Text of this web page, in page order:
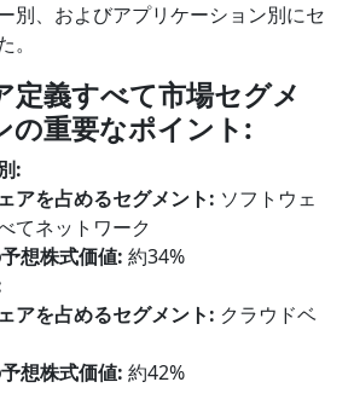
別、およびアプリケーション別にセ
定義すべて市場セグメ
の重要なポイント:
:
アを占めるセグメント: ソフトウェ
てネットワーク
想株式価値: 約34%
アを占めるセグメント: クラウドベ
想株式価値: 約42%